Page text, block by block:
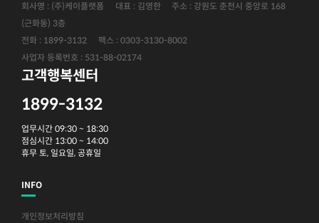
회사명 : (주)케이플랫폼 대표 : 김영한
주소 : 강원도 춘천시 중앙로 168
(근화동) 3층
전화 : 1899-3132
팩스 : 0303-3130-8002
사업자 등록번호 : 531-88-02174
고객행복센터
1899-3132
업무시간 09:30 ~ 18:30
점심시간 13:00 ~ 14:00
휴무 토, 일요일, 공휴일
INFO
개인정보처리방침